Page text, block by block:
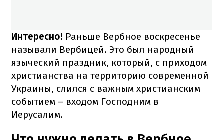
Интересно! Раньше Вербное воскресенье
называли Вербицей. Это был народный
языческий праздник, который, с приходом
христианства на территорию современной
Украины, слился с важным христианским
событием – входом Господним в
Иерусалим.